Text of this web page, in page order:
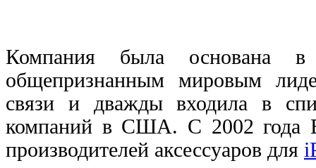
Компания была основана
общепризнанным мировым
связи и дважды входила в
компаний в США. С 2002 года
производителей аксессуаров для